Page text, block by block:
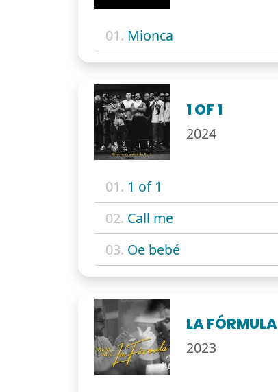
01. Mionca
1 OF 1
2024
01. 1 of 1
02. Call me
03. Oe bebé
LA FÓRMULA
2023